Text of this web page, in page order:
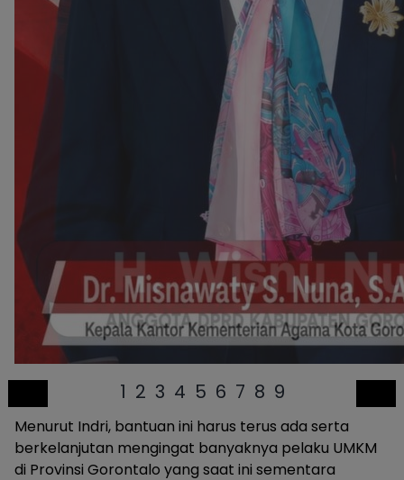
1 2 3 4 5 6 7 8 9
Menurut Indri, bantuan ini harus terus ada serta
berkelanjutan mengingat banyaknya pelaku UMKM
di Provinsi Gorontalo yang saat ini sementara